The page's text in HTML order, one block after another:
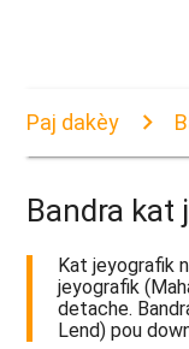
Paj dakèy
Bandra kat
Kat jeyografik
jeyografik
detache.
Lend) pou